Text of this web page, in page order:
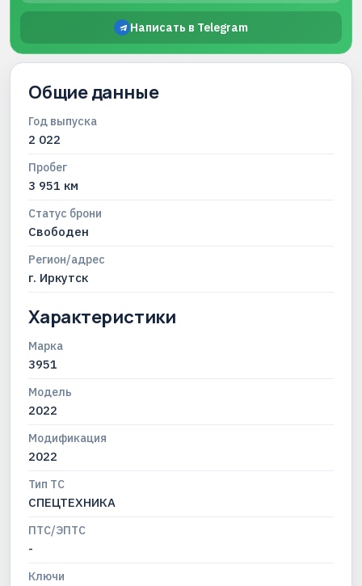
Написать в Telegram
Общие данные
Год выпуска
2 022
Пробег
3 951 км
Статус брони
Свободен
Регион/адрес
г. Иркутск
Характеристики
Марка
3951
Модель
2022
Модификация
2022
Тип ТС
СПЕЦТЕХНИКА
ПТС/ЭПТС
-
Ключи